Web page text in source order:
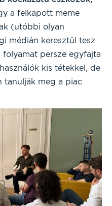
a felkapott meme
(utóbbi olyan
médián keresztül tesz
folyamat persze egyfajta
kis tétekkel, de
tanulják meg a piac